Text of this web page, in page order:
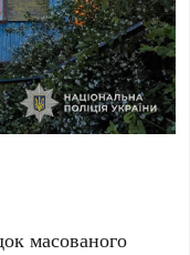
масованого